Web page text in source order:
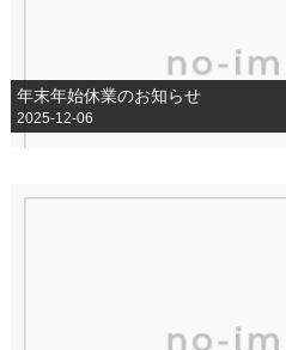
年末年始休業のお知らせ
2025-12-06